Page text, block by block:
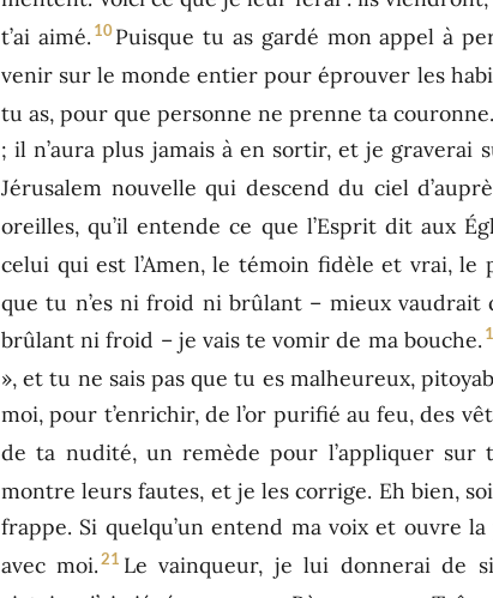
t’ai aimé. 10 Puisque tu as gardé mon appel à
venir sur le monde entier pour éprouver les
tu as, pour que personne ne prenne ta couronne.
; il n’aura plus jamais à en sortir, et je
Jérusalem nouvelle qui descend du ciel
oreilles, qu’il entende ce que l’Esprit dit aux
celui qui est l’Amen, le témoin fidèle et vrai,
que tu n’es ni froid ni brûlant – mieux
brûlant ni froid – je vais te vomir de ma bouche.
», et tu ne sais pas que tu es malheureux,
moi, pour t’enrichir, de l’or purifié au feu, des
de ta nudité, un remède pour l’appliquer sur
montre leurs fautes, et je les corrige. Eh bien,
frappe. Si quelqu’un entend ma voix et ouvre
avec moi. 21 Le vainqueur, je lui donnerai de